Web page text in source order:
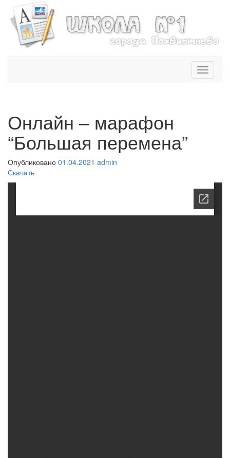
T
o
t
i
o
Онлайн – марафон
“Большая перемена”
Опубликовано 01.04.2021 admin
Скачать